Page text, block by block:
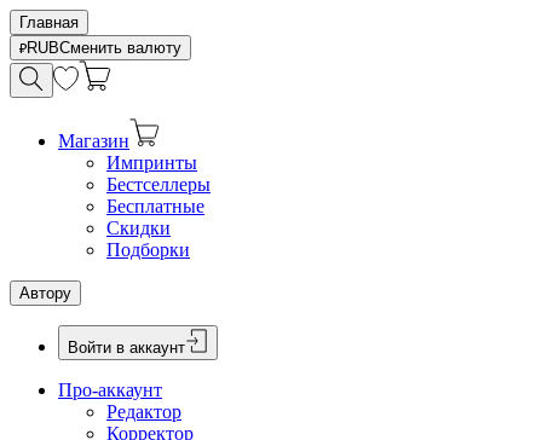
Главная
RUBСменить валюту
Магазин
Импринты
Бестселлеры
Бесплатные
Скидки
Подборки
Автору
Войти в аккаунт
Про-аккаунт
Редактор
Корректор